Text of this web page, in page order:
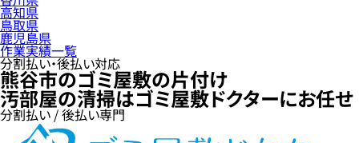
高知県
鳥取県
鹿児島県
作業実績一覧
分割払い・後払い対応
熊谷市のゴミ屋敷の片付け
汚部屋の清掃はゴミ屋敷ドクターにお任せ
分割払い / 後払い専門